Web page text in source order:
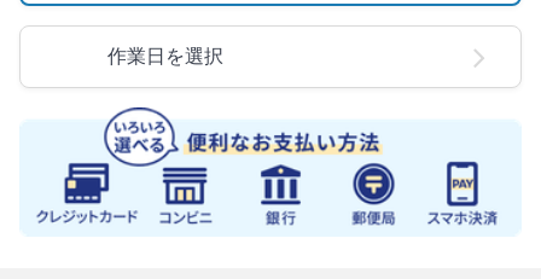
作業日を選択